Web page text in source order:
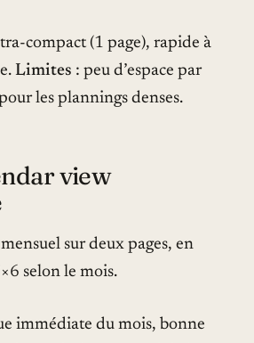
compact (1 page), rapide à
Limites : peu d’espace par
les plannings denses.
view
sur deux pages, en
selon le mois.
immédiate du mois, bonne